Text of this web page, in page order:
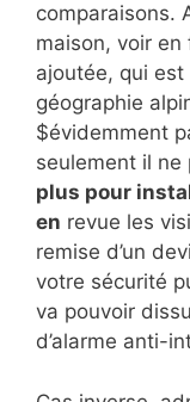
comparaisons.
maison, voir
ajoutée, qui
géographie
$évidemment
seulement il
plus pour
en revue les
remise d’un
votre sécurité
va pouvoir
d’alarme anti-